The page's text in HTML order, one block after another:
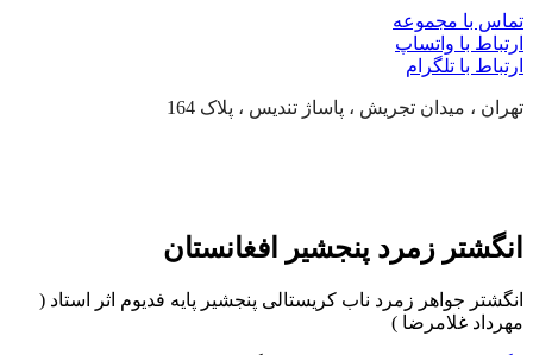
تماس با مجموعه
ارتباط با واتساپ
ارتباط با تلگرام
تهران ، میدان تجریش ، پاساژ تندیس ، پلاک 164
انگشتر زمرد پنجشیر افغانستان
انگشتر جواهر زمرد ناب کریستالی پنجشیر پایه فدیوم اثر استاد (
مهرداد غلامرضا )